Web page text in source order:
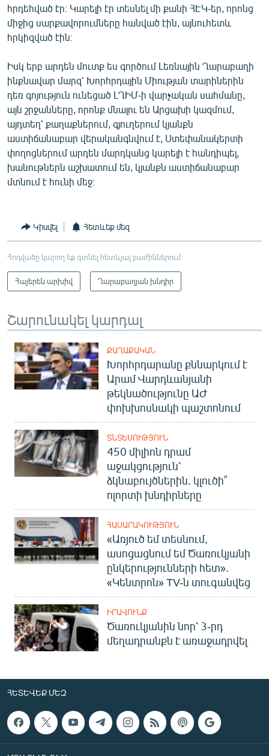
ՀԵՏԵՎԵՔ ՄԵԶ
«Ազատության» բոլոր կայքերը
հրդեհված էր։ Կարելի էր տեսնել մի քանի ՀԷԿ-եր, որոնց
միջից սարքավորումները հանված էին, այնուհետև
հրկիզված էին։
Իսկ երբ արդեն մուտք ես գործում Լեռնային Ղարաբաղի
ինքնավար մարզ՝ Խորհրդային Միության տարիներին
դեռ գոյություն ունեցած ԼՂԻՄ-ի վարչական սահմանը,
այն շրջանները, որոնք մնալու են Արցախի կազմում,
այդտեղ՝ քաղաքներում, գյուղերում կյանքն
աստիճանաբար վերականգնվում է, Ստեփանակերտի
փողոցներում արդեն մարդկանց կարելի է հանդիպել,
խանութներն աշխատում են, կյանքն աստիճանաբար
մտնում է հունի մեջ։
Կիսվել Հետևեք մեզ
Հոդվածը կարող եք գտնել հետևյալ բաժիններում
Հայերեն արխիվ Ղարաբաղյան խնդիր
Շարունակել կարդալ
ՔԱՂԱՔԱԿԱՆ
Խորհրդարանը քննարկում է
Արամ Վարդևանյանի
թեկնածությունը ԱԺ
փոխխոսնակի պաշտոնում
ՏՆՏԵՍՈՒԹՅՈՒՆ
450 միլիոն դրամ
աջակցություն՝
ձկնաբույծներին. կլուծի՞
ոլորտի խնդիրները
ՀԱՍԱՐԱԿՈՒԹՅՈՒՆ
«Առյուծ եմ տեսնում,
ասոցացնում եմ Ծառուկյանի
ընկերությունների հետ».
«Կենտրոն» TV-ն տուգանվեց
ԻՐԱՎՈՒՆՔ
Ծառուկյանին նոր՝ 3-րդ
մեղադրանքն է առաջադրվել
ՀԵՏԵՎԵՔ ՄԵԶ